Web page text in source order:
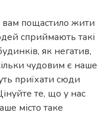
пощастило жити
сприймають такі
як негатив,
чудовим є наше
приїхати сюди
те, що у нас
місто таке